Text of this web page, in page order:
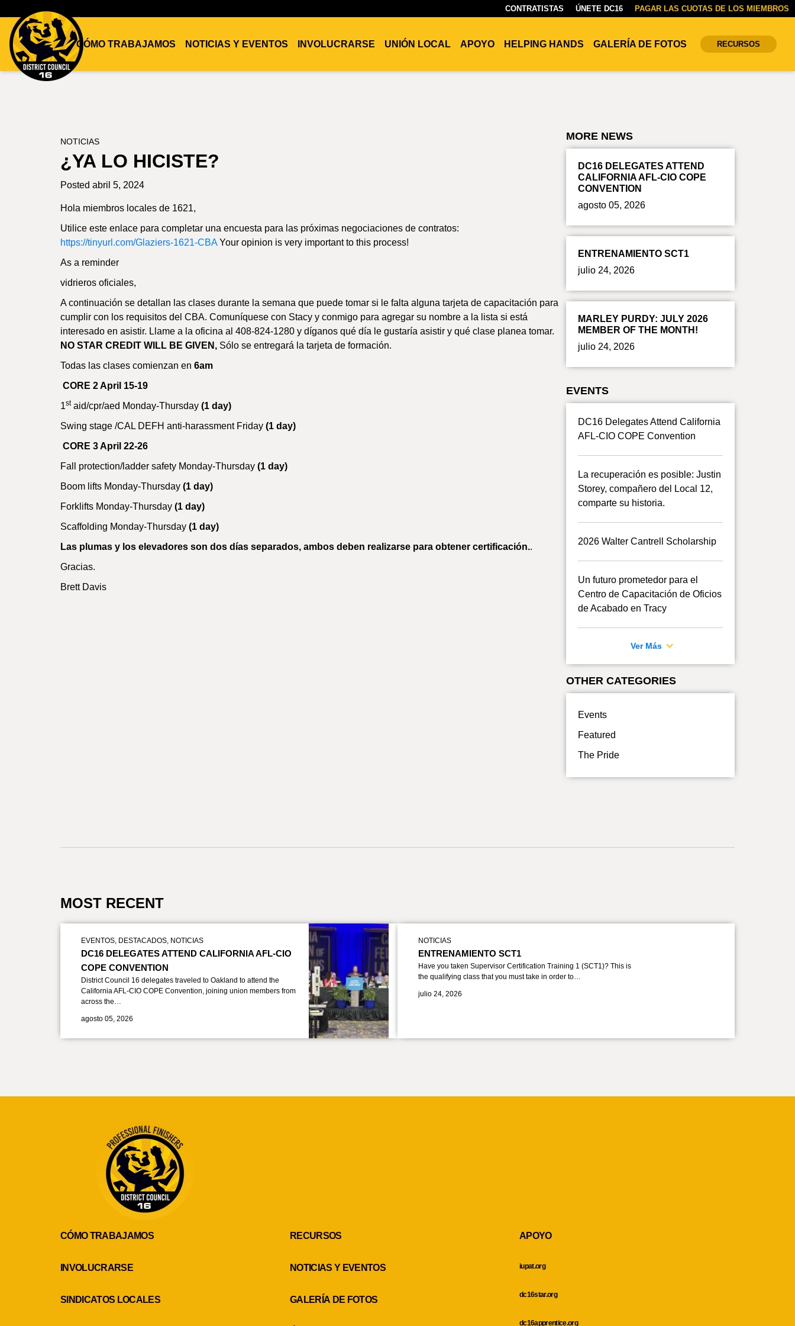
CONTRATISTAS ÚNETE DC16 PAGAR LAS CUOTAS DE LOS MIEMBROS
CÓMO TRABAJAMOS NOTICIAS Y EVENTOS INVOLUCRARSE UNIÓN LOCAL APOYO HELPING HANDS GALERÍA DE FOTOS RECURSOS
NOTICIAS
¿YA LO HICISTE?
Posted abril 5, 2024
Hola miembros locales de 1621,
Utilice este enlace para completar una encuesta para las próximas negociaciones de contratos:
https://tinyurl.com/Glaziers-1621-CBAYour opinion is very important to this process!
As a reminder
vidrieros oficiales,
A continuación se detallan las clases durante la semana que puede tomar si le falta alguna tarjeta de capacitación para
cumplir con los requisitos del CBA. Comuníquese con Stacy y conmigo para agregar su nombre a la lista si está
interesado en asistir. Llame a la oficina al 408-824-1280 y díganos qué día le gustaría asistir y qué clase planea tomar.
NO STAR CREDIT WILL BE GIVEN, Sólo se entregará la tarjeta de formación.
Todas las clases comienzan en 6am
CORE 2 April 15-19
1staid/cpr/aed Monday-Thursday (1 day)
Swing stage /CAL DEFH anti-harassment Friday (1 day)
CORE 3 April 22-26
Fall protection/ladder safety Monday-Thursday (1 day)
Boom lifts Monday-Thursday (1 day)
Forklifts Monday-Thursday (1 day)
Scaffolding Monday-Thursday (1 day)
Las plumas y los elevadores son dos días separados, ambos deben realizarse para obtener certificación..
Gracias.
Brett Davis
MORE NEWS
DC16 DELEGATES ATTEND
CALIFORNIA AFL-CIO COPE
CONVENTION
agosto 05, 2026
ENTRENAMIENTO SCT1
julio 24, 2026
MARLEY PURDY: JULY 2026
MEMBER OF THE MONTH!
julio 24, 2026
EVENTS
DC16 Delegates Attend California
AFL-CIO COPE Convention
La recuperación es posible: Justin
Storey, compañero del Local 12,
comparte su historia.
2026 Walter Cantrell Scholarship
Un futuro prometedor para el
Centro de Capacitación de Oficios
de Acabado en Tracy
Ver Más
OTHER CATEGORIES
Events
Featured
The Pride
MOST RECENT
EVENTOS, DESTACADOS, NOTICIAS
DC16 DELEGATES ATTEND CALIFORNIA AFL-CIO
COPE CONVENTION
District Council 16 delegates traveled to Oakland to attend the
California AFL-CIO COPE Convention, joining union members from
across the…
agosto 05, 2026
NOTICIAS
ENTRENAMIENTO SCT1
Have you taken Supervisor Certification Training 1 (SCT1)? This is
the qualifying class that you must take in order to…
julio 24, 2026
CÓMO TRABAJAMOS
INVOLUCRARSE
SINDICATOS LOCALES
RECURSOS
NOTICIAS Y EVENTOS
GALERÍA DE FOTOS
APOYO
iupat.org
dc16star.org
dc16apprentice.org